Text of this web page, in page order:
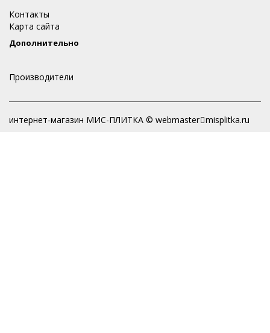
Контакты
Карта сайта
Дополнительно
Производители
интернет-магазин МИС-ПЛИТКА © webmaster misplitka.ru